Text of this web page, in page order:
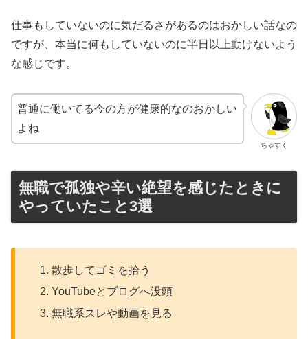
仕事もしていないのに気だるさがあるのはおかしい話なの
ですが、本当に何もしていないのに半日以上動けないよう
な感じです。
ちゃすく
普通に働いてる今の方が健康的なのおかしい
よね
無職で孤独や辛い絶望を感じたときに
やっていたこと3選
散歩してゴミを拾う
YouTubeとブログへ没頭
無職系スレや動画を見る